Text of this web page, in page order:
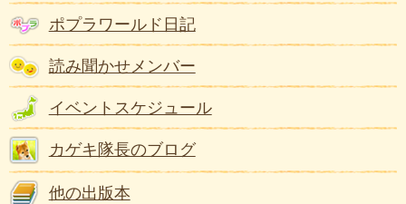
ポプラワールド日記
読み聞かせメンバー
イベントスケジュール
カゲキ隊長のブログ
他の出版本